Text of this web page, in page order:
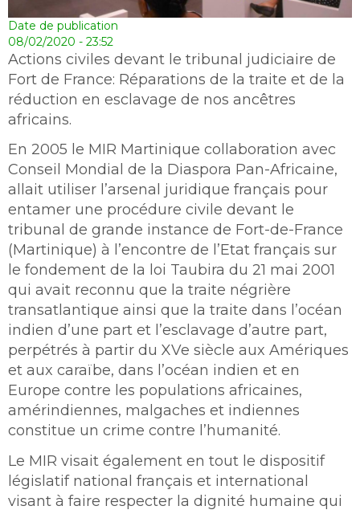
Date de publication
08/02/2020 - 23:52
Actions civiles devant le tribunal judiciaire de
Fort de France: Réparations de la traite et de la
réduction en esclavage de nos ancêtres
africains.
En 2005 le MIR Martinique collaboration avec
Conseil Mondial de la Diaspora Pan-Africaine,
allait utiliser l’arsenal juridique français pour
entamer une procédure civile devant le
tribunal de grande instance de Fort-de-France
(Martinique) à l’encontre de l’Etat français sur
le fondement de la loi Taubira du 21 mai 2001
qui avait reconnu que la traite négrière
transatlantique ainsi que la traite dans l’océan
indien d’une part et l’esclavage d’autre part,
perpétrés à partir du XVe siècle aux Amériques
et aux caraïbe, dans l’océan indien et en
Europe contre les populations africaines,
amérindiennes, malgaches et indiennes
constitue un crime contre l’humanité.
Le MIR visait également en tout le dispositif
législatif national français et international
visant à faire respecter la dignité humaine qui